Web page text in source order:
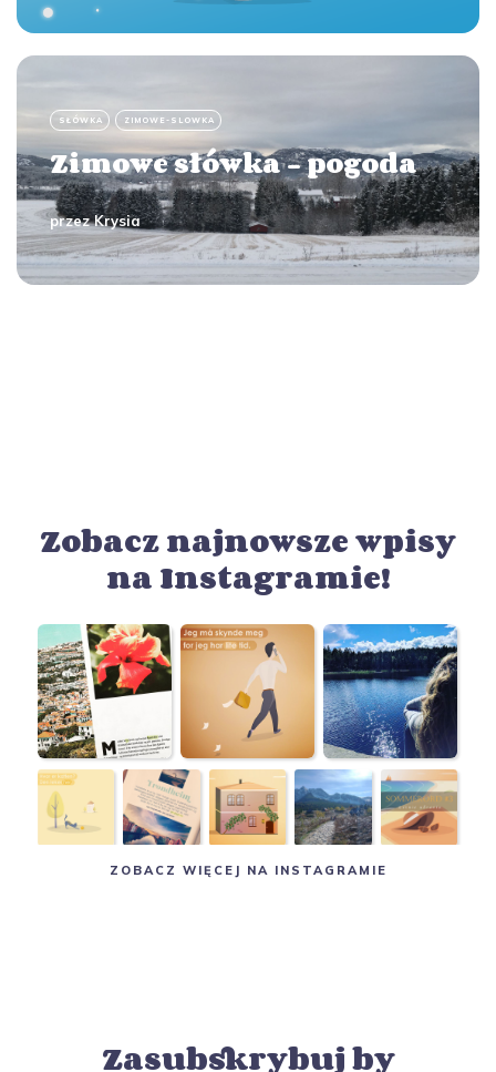
SŁÓWKA ZIMOWE-SLOWKA
Zimowe słówka - pogoda
przezKrysia
Zobacz najnowsze wpisy
na Instagramie!
ZOBACZ WIĘCEJ NA INSTAGRAMIE
Zasubskrybuj by